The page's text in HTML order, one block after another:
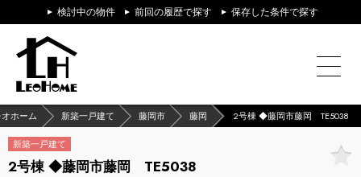
検討中の物件 前回の履歴で探す 保存した条件で探す
ホーム 新築一戸建て 藤岡市 藤岡 2号棟 ◆藤岡市藤岡 TE5038
新築一戸建て
2号棟 ◆藤岡市藤岡 TE5038